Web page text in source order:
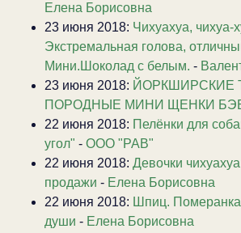
Елена Борисовна
23 июня 2018: Чихуахуа, чихуа-
Экстремальная голова,
Мини.Шоколад с белым. -
23 июня 2018: ЙОРКШИРСКИЕ
ПОРОДНЫЕ МИНИ ЩЕНКИ
22 июня 2018: Пелёнки для
угол" - ООО "РАВ"
22 июня 2018: Девочки
продажи - Елена Борисовна
22 июня 2018: Шпиц. Померанка
души - Елена Борисовна